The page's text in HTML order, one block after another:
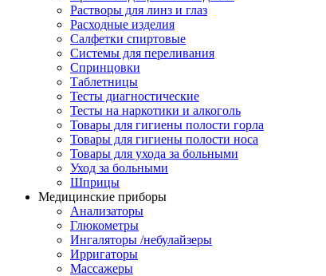
Растворы для линз и глаз
Расходные изделия
Салфетки спиртовые
Системы для переливания
Спринцовки
Таблетницы
Тесты диагностические
Тесты на наркотики и алкоголь
Товары для гигиены полости горла
Товары для гигиены полости носа
Товары для ухода за больными
Уход за больными
Шприцы
Медицинские приборы
Анализаторы
Глюкометры
Ингаляторы /небулайзеры
Ирригаторы
Массажеры